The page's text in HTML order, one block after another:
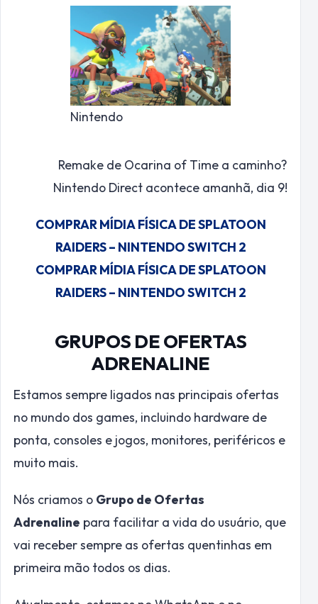
Nintendo
Remake de Ocarina of Time a caminho?
Nintendo Direct acontece amanhã, dia 9!
COMPRAR MÍDIA FÍSICA DE SPLATOON
RAIDERS – NINTENDO SWITCH 2
COMPRAR MÍDIA FÍSICA DE SPLATOON
RAIDERS – NINTENDO SWITCH 2
GRUPOS DE OFERTAS
ADRENALINE
Estamos sempre ligados nas principais ofertas
no mundo dos games, incluindo hardware de
ponta, consoles e jogos, monitores, periféricos e
muito mais.
Nós criamos o Grupo de Ofertas
Adrenaline para facilitar a vida do usuário, que
vai receber sempre as ofertas quentinhas em
primeira mão todos os dias.